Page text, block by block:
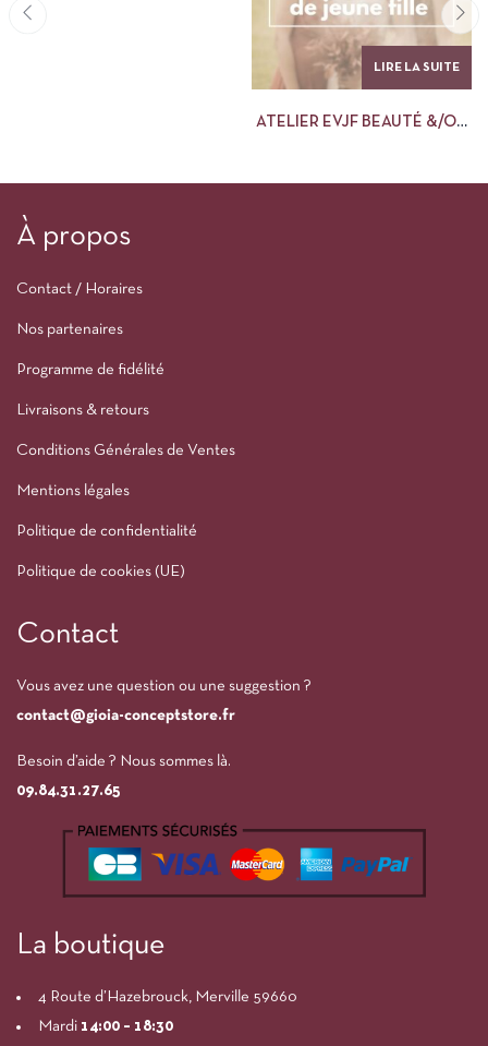
LIRE LA SUITE
ATELIER EVJF BEAUTÉ &/OU
À propos
Contact / Horaires
Nos partenaires
Programme de fidélité
Livraisons & retours
Conditions Générales de Ventes
Mentions légales
Politique de confidentialité
Politique de cookies (UE)
Contact
Vous avez une question ou une suggestion ?
contact@gioia-conceptstore.fr
Besoin d’aide ? Nous sommes là.
09.84.31.27.65
La boutique
4 Route d’Hazebrouck, Merville 59660
Mardi 14:00 – 18:30